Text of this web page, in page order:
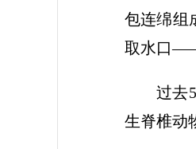
包连绵组
取水口——
过去
生脊椎动